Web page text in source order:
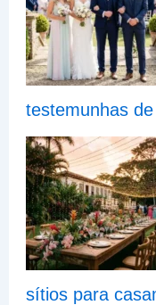
testemunhas
sítios para